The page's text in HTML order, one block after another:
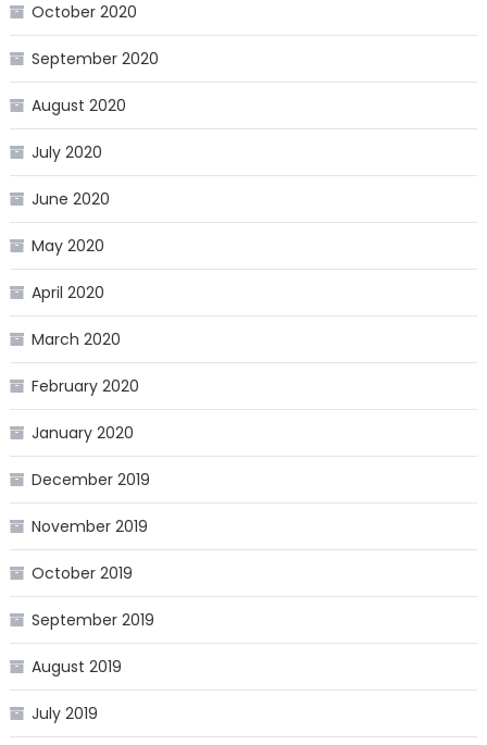
October 2020
September 2020
August 2020
July 2020
June 2020
May 2020
April 2020
March 2020
February 2020
January 2020
December 2019
November 2019
October 2019
September 2019
August 2019
July 2019